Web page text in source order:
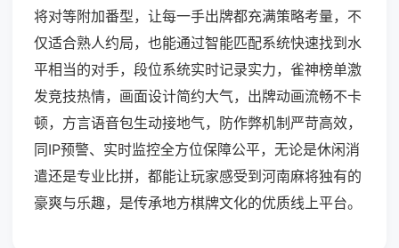
将对等附加番型，让每一手出牌都充满策略考量，不
仅适合熟人约局，也能通过智能匹配系统快速找到水
平相当的对手，段位系统实时记录实力，雀神榜单激
发竞技热情，画面设计简约大气，出牌动画流畅不卡
顿，方言语音包生动接地气，防作弊机制严苛高效，
同IP预警、实时监控全方位保障公平，无论是休闲消
遣还是专业比拼，都能让玩家感受到河南麻将独有的
豪爽与乐趣，是传承地方棋牌文化的优质线上平台。